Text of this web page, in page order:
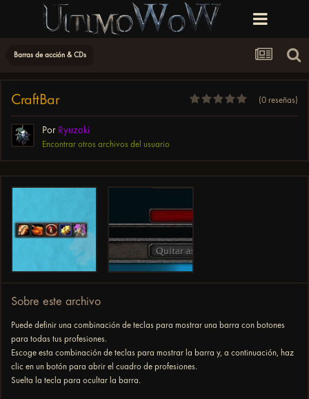
Barras de acción & CDs
CraftBar (0 reseñas)
Por Ryuzaki
Encontrar otros archivos del usuario
Sobre este archivo
Puede definir una combinación de teclas para mostrar una barra con botones
para todas tus profesiones.
Escoge esta combinación de teclas para mostrar la barra y, a continuación, haz
clic en un botón para abrir el cuadro de profesiones.
Suelta la tecla para ocultar la barra.